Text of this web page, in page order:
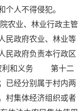
和个人不得侵犯。
业、林业行政主管
民政府农业、林业等
民政府负责本行政区
利和义务 第十二
已经分别属于村内两
村集体经济组织或者